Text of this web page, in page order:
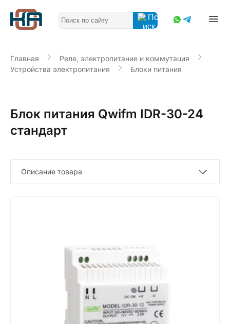
Главная
Реле, электропитание и коммутация
Устройства электропитания
Блоки питания
Блок питания Qwifm IDR-30-24
стандарт
Описание товара